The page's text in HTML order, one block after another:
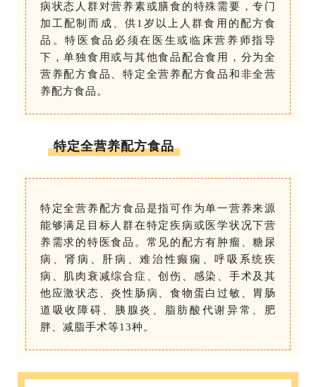
病状态人群对营养素或膳食的特殊需要，专门
加工配制而成、供1岁以上人群食用的配方食
品。特医食品必须在医生或临床营养师指导
下，单独食用或与其他食品配合食用，分为全
营养配方食品、特定全营养配方食品和非全营
养配方食品。
特定全营养配方食品
特定全营养配方食品是指可作为单一营养来源
能够满足目标人群在特定疾病或医学状况下营
养需求的特医食品。常见的配方有肿瘤、糖尿
病、肾病、肝病、难治性癫痫、呼吸系统疾
病、肌肉衰减综合症、创伤、感染、手术及其
他应激状态、炎性肠病、食物蛋白过敏、胃肠
道吸收障碍、胰腺炎、脂肪酸代谢异常、肥
胖、减脂手术等13种。